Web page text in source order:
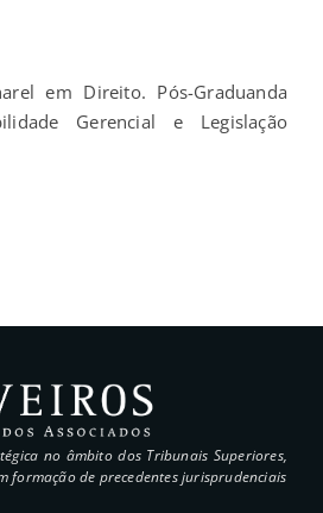
em Direito. Pós-Graduanda
Gerencial e Legislação
no âmbito dos Tribunais Superiores,
formação de precedentes jurisprudenciais